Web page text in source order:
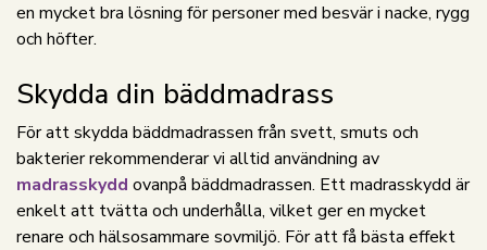
en mycket bra lösning för personer med besvär i nacke, rygg
och höfter.
Skydda din bäddmadrass
För att skydda bäddmadrassen från svett, smuts och
bakterier rekommenderar vi alltid användning av
madrasskydd ovanpå bäddmadrassen. Ett madrasskydd är
enkelt att tvätta och underhålla, vilket ger en mycket
renare och hälsosammare sovmiljö. För att få bästa effekt